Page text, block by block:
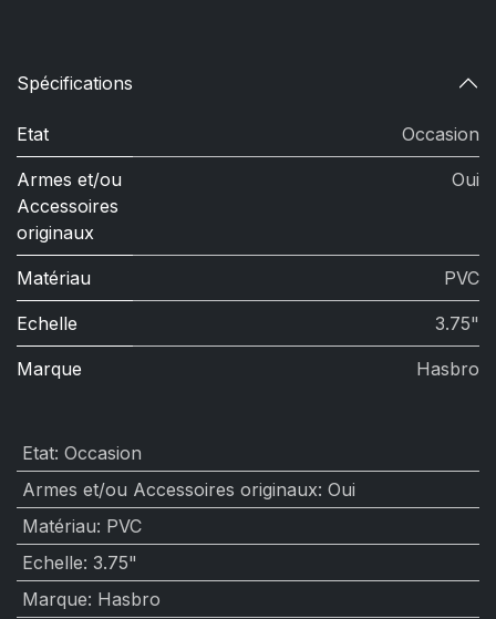
Spécifications
Etat Occasion
Armes et/ou
Accessoires
originaux
Oui
Matériau PVC
Echelle 3.75"
Marque Hasbro
Etat: Occasion
Armes et/ou Accessoires originaux: Oui
Matériau: PVC
Echelle: 3.75"
Marque: Hasbro